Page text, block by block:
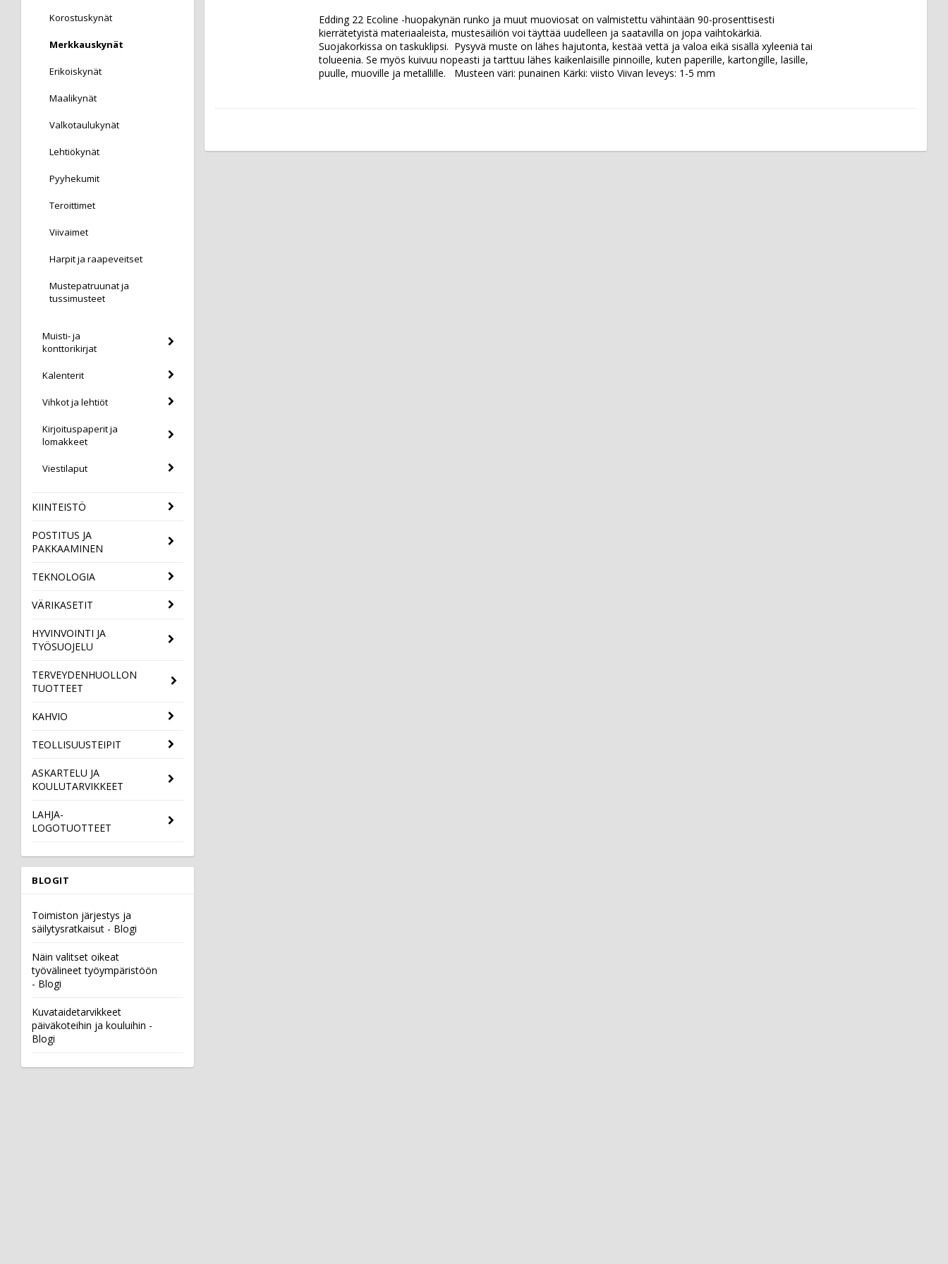
Korostuskynät
Merkkauskynät
Erikoiskynät
Maalikynät
Valkotaulukynät
Lehtiökynät
Pyyhekumit
Teroittimet
Viivaimet
Harpit ja raapeveitset
Mustepatruunat ja
tussimusteet
Muisti- ja
konttorikirjat
Kalenterit
Vihkot ja lehtiöt
Kirjoituspaperit ja
lomakkeet
Viestilaput
KIINTEISTÖ
POSTITUS JA
PAKKAAMINEN
TEKNOLOGIA
VÄRIKASETIT
HYVINVOINTI JA
TYÖSUOJELU
TERVEYDENHUOLLON
TUOTTEET
KAHVIO
TEOLLISUUSTEIPIT
ASKARTELU JA
KOULUTARVIKKEET
LAHJA-
LOGOTUOTTEET
BLOGIT
Toimiston järjestys ja
säilytysratkaisut - Blogi
Näin valitset oikeat
työvälineet työympäristöön
- Blogi
Kuvataidetarvikkeet
päiväkoteihin ja kouluihin -
Blogi
Edding 22 Ecoline -huopakynän runko ja muut muoviosat on valmistettu vähintään 90-prosenttisesti
kierrätetyistä materiaaleista, mustesäiliön voi täyttää uudelleen ja saatavilla on jopa vaihtokärkiä.
Suojakorkissa on taskuklipsi.  Pysyvä muste on lähes hajutonta, kestää vettä ja valoa eikä sisällä xyleeniä tai
tolueenia. Se myös kuivuu nopeasti ja tarttuu lähes kaikenlaisille pinnoille, kuten paperille, kartongille, lasille,
puulle, muoville ja metallille.   Musteen väri: punainen Kärki: viisto Viivan leveys: 1-5 mm